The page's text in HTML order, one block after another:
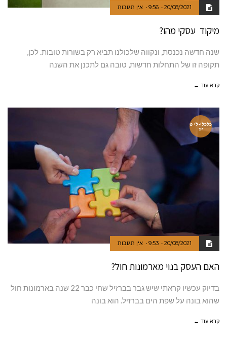
20/08/2021
9:56 אין תגובות
מיקוד עסקי מהו?
שנה חדשה נכנסת, ונקווה שלכולנו תביא רק בשורות טובות. לכן,
תקופה זו של התחלות חדשות, טובה גם לתכנן את השנה
קרא עוד ←
כלכלי-לי ט
יפ
20/08/2021
9:53 אין תגובות
האם העסק בנוי מארמונות חול?
בדיוק עכשיו קראתי שיש גבר בברזיל שחי כבר 22 שנה בארמונות חול
שהוא בונה על שפת הים בברזיל. הוא בונה
קרא עוד ←